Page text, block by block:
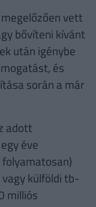
vett
bővíteni kívánt
után igénybe
és
során a már
adott
éve
külföldi tb-
milliós